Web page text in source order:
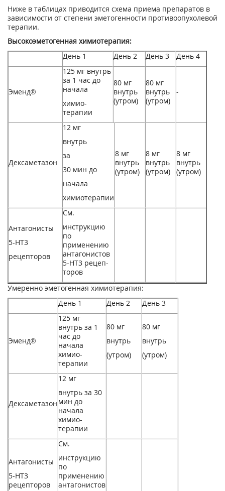
Ниже в таблицах приводится схема приема препаратов в
зависимости от степени эметогенности противоопухолевой
терапии.
Высокоэметогенная химиотерапия:
День 1
День 2 День 3 День 4
Эменд®
125 мг внутрь
за 1 час до
начала
химио­
терапии
80 мг
внутрь
(ут­ром)
80 мг
внутрь
(ут­ром)
-
Дексаметазон
12 мг
внутрь
за
30 мин до
начала
химиотерапии
8 мг
внутрь
(ут­ром)
8 мг
внутрь
(ут­ром)
8 мг
внутрь
(ут­ром)
Антаго­нисты
5-НТ3
рецеп­торов
См.
инструк­цию
по
применению
антагонистов
5-НТ3 рецеп­
торов
Умеренно эметогенная химиотерапия:
День 1
День 2 День 3
Эменд®
125 мг
внутрь за 1
час до
начала
химио­
терапии
80 мг
внутрь
(утром)
80 мг
внутрь
(утром)
Дексаметазон
12 мг
внутрь за 30
мин до
начала
химио­
терапии
Антагонисты
5-НТ3
рецепторов
См.
инструк­цию
по
применению
антагонистов